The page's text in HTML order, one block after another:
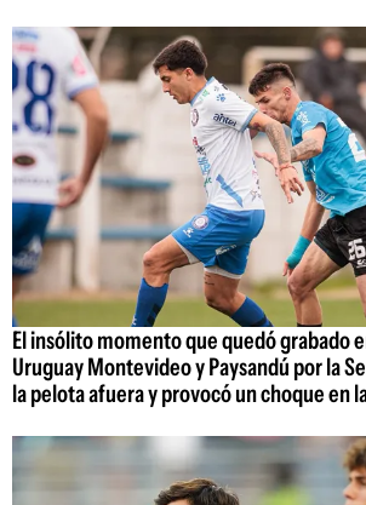
El insólito momento que quedó grabado
Uruguay Montevideo y Paysandú por la
la pelota afuera y provocó un choque en